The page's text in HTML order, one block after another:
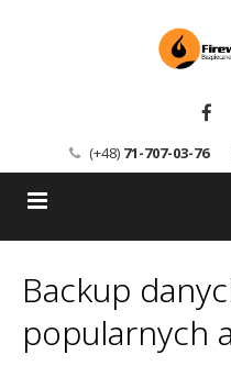
(+48) 71-707-03-76
Backup-Solutions
Usługi
Newsletter
Backup
popularnych